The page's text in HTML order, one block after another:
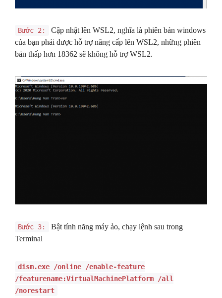
Bước 2:
Cập nhật lên WSL2, nghĩa là phiên bản windows
của bạn phải được hỗ trợ nâng cấp lên WSL2, những phiên
bản thấp hơn 18362 sẽ không hỗ trợ WSL2.
Bước 3:
Bật tính năng máy ảo, chạy lệnh sau trong
Terminal
dism.exe /online /enable-feature
/featurename:VirtualMachinePlatform /all
/norestart